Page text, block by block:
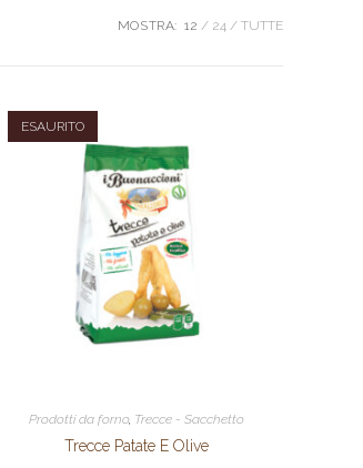
MOSTRA: 12 24 TUTTE
ESAURITO
Prodotti da forno, Trecce - Sacchetto
Trecce Patate E Olive